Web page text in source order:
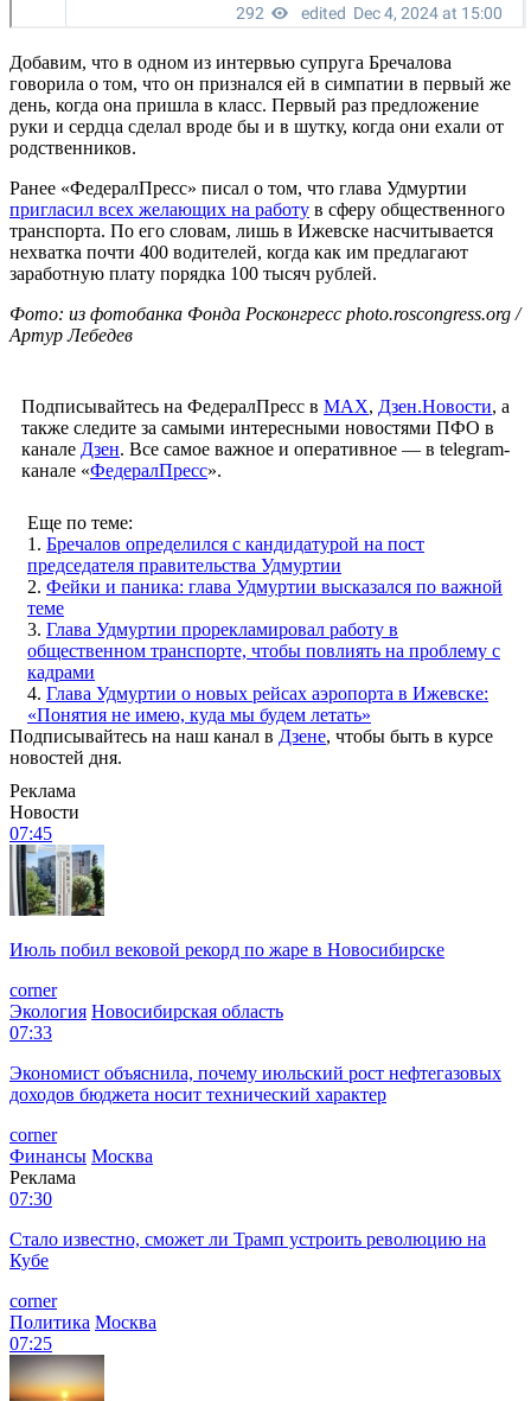
Добавим, что в одном из интервью супруга Бречалова
говорила о том, что он признался ей в симпатии в первый же
день, когда она пришла в класс. Первый раз предложение
руки и сердца сделал вроде бы и в шутку, когда они ехали от
родственников.
Ранее «ФедералПресс» писал о том, что глава Удмуртии
пригласил всех желающих на работу в сферу общественного
транспорта. По его словам, лишь в Ижевске насчитывается
нехватка почти 400 водителей, когда как им предлагают
заработную плату порядка 100 тысяч рублей.
Фото: из фотобанка Фонда Росконгресс photo.roscongress.org /
Артур Лебедев
Подписывайтесь на ФедералПресс в МАХ, Дзен.Новости, а
также следите за самыми интересными новостями ПФО в
канале Дзен. Все самое важное и оперативное — в telegram-
канале «ФедералПресс».
Еще по теме:
1. Бречалов определился с кандидатурой на пост
председателя правительства Удмуртии
2. Фейки и паника: глава Удмуртии высказался по важной
теме
3. Глава Удмуртии прорекламировал работу в
общественном транспорте, чтобы повлиять на проблему с
кадрами
4. Глава Удмуртии о новых рейсах аэропорта в Ижевске:
«Понятия не имею, куда мы будем летать»
Подписывайтесь на наш канал в Дзене, чтобы быть в курсе
новостей дня.
Реклама
Новости
07:45
Июль побил вековой рекорд по жаре в Новосибирске
corner
Экология Новосибирская область
07:33
Экономист объяснила, почему июльский рост нефтегазовых
доходов бюджета носит технический характер
corner
Финансы Москва
Реклама
07:30
Стало известно, сможет ли Трамп устроить революцию на
Кубе
corner
Политика Москва
07:25